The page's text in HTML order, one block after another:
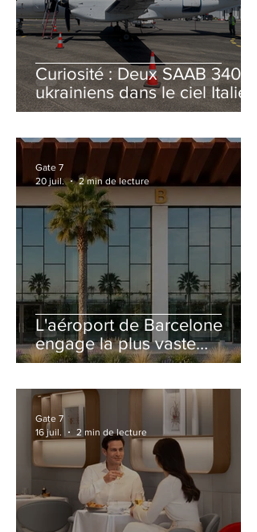
Curiosité : Deux SAAB 340B
ukrainiens dans le ciel Italien
cet été
L'aéroport de Barcelone
engage la plus vaste
rénovation de son Terminal
Gate 7
20 juil.
2 min de lecture
Gate 7
16 juil.
2 min de lecture